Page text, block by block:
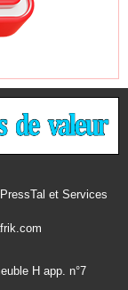
et Services
H app. n°7